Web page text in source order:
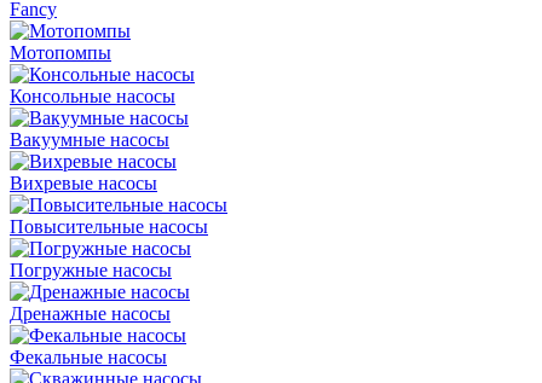
Fancy
Мотопомпы
Консольные насосы
Вакуумные насосы
Вихревые насосы
Повысительные насосы
Погружные насосы
Дренажные насосы
Фекальные насосы